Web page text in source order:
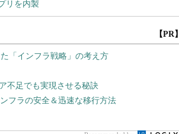
【PR】
「インフラ戦略」の考え方
不足でも実現させる秘訣
フラの安全＆迅速な移行方法